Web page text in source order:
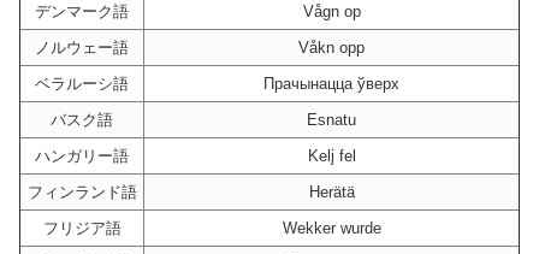
デンマーク語
Vågn op
ノルウェー語
Våkn opp
ベラルーシ語
Прачынацца ўверх
バスク語
Esnatu
ハンガリー語
Kelj fel
フィンランド語
Herätä
フリジア語
Wekker wurde